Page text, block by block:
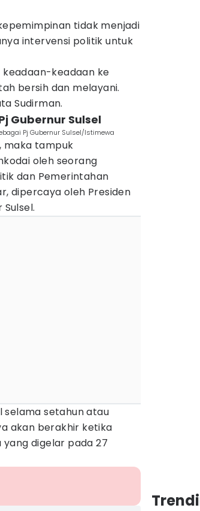
tidak menjadi
intervensi politik untuk
keadaan ke
bersih dan melayani.
Sudirman.
Gubernur Sulsel
Pj Gubernur Sulsel/Istimewa
maka tampuk
oleh seorang
dan Pemerintahan
dipercaya oleh Presiden
selama setahun atau
akan berakhir ketika
digelar pada 27